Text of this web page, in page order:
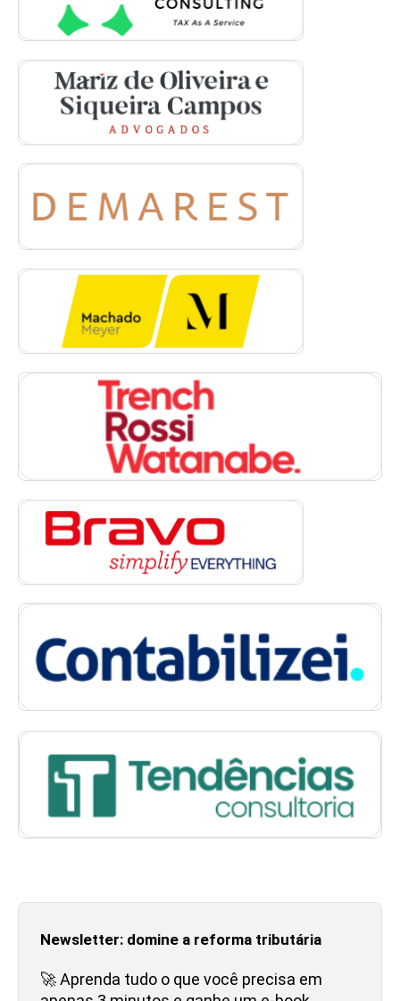
Newsletter: domine a reforma tributária
🚀 Aprenda tudo o que você precisa em